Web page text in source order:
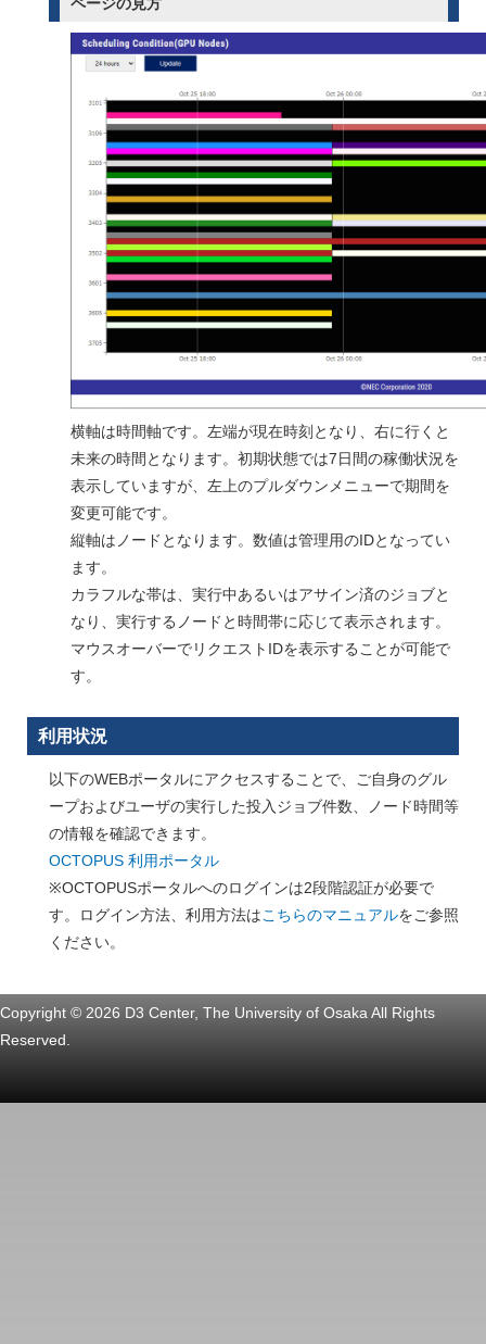
ページの見方
横軸は時間軸です。左端が現在時刻となり、右に行くと
未来の時間となります。初期状態では7日間の稼働状況を
表示していますが、左上のプルダウンメニューで期間を
変更可能です。
縦軸はノードとなります。数値は管理用のIDとなってい
ます。
カラフルな帯は、実行中あるいはアサイン済のジョブと
なり、実行するノードと時間帯に応じて表示されます。
マウスオーバーでリクエストIDを表示することが可能で
す。
利用状況
以下のWEBポータルにアクセスすることで、ご自身のグル
ープおよびユーザの実行した投入ジョブ件数、ノード時間等
の情報を確認できます。
OCTOPUS 利用ポータル
※OCTOPUSポータルへのログインは2段階認証が必要で
す。ログイン方法、利用方法はこちらのマニュアルをご参照
ください。
Copyright © 2026 D3 Center, The University of Osaka All Rights
Reserved.